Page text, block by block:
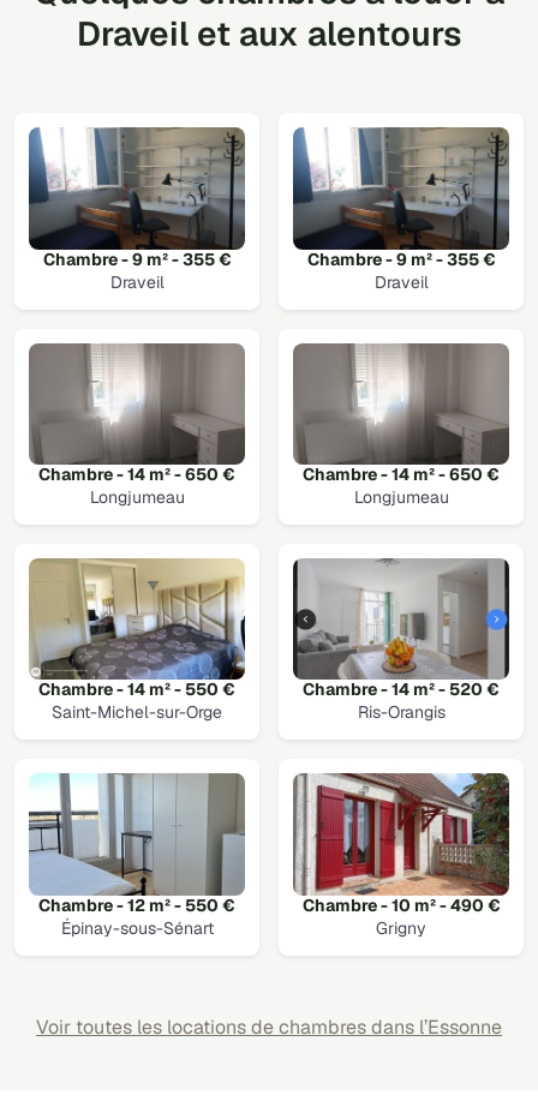
Draveil et aux alentours
Chambre - 9 m² - 355 €
Draveil
Chambre - 9 m² - 355 €
Draveil
Chambre - 14 m² - 650 €
Longjumeau
Chambre - 14 m² - 650 €
Longjumeau
Chambre - 14 m² - 550 €
Saint-Michel-sur-Orge
Chambre - 14 m² - 520 €
Ris-Orangis
Chambre - 12 m² - 550 €
Épinay-sous-Sénart
Chambre - 10 m² - 490 €
Grigny
Voir toutes les locations de chambres dans l’Essonne